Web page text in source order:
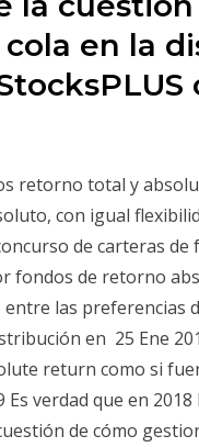
en la
retorno total y
con igual
de carteras
fondos de retorno
entre las
en 25 Ene
return como si
Es verdad que en
de cómo